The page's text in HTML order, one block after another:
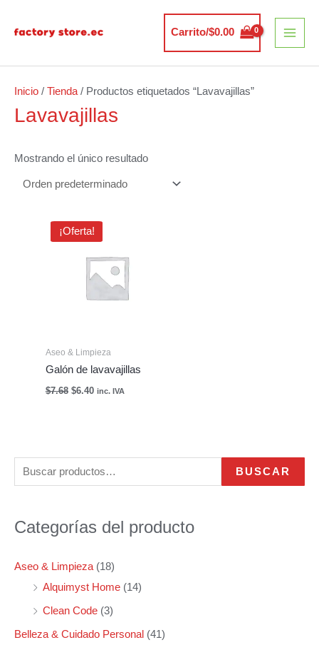
Carrito/$0.00
u
c
r
r
BUSCAR
Categorías del producto
Aseo & Limpieza (18)
Alquimyst Home (14)
Clean Code (3)
Belleza & Cuidado Personal (41)
r
c
o
n
r
c
x
Inicio / Tienda / Productos etiquetados “Lavavajillas”
Lavavajillas
Mostrando el único resultado
¡Oferta!
Aseo & Limpieza
Galón de lavavajillas
$7.68
El
precio
original
era:
$6.40
El
precio
actual
es:
$6.40.
inc. IVA